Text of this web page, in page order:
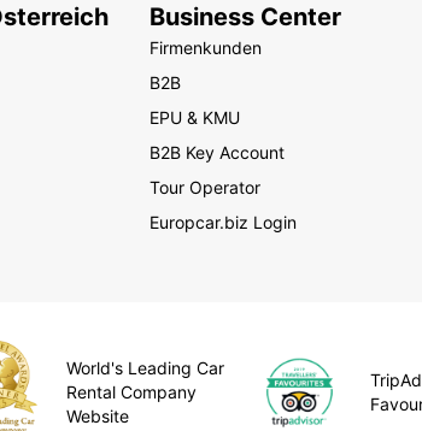
Business Center
Firmenkunden
B2B
EPU & KMU
B2B Key Account
Tour Operator
Europcar.biz Login
World's Leading Car
Rental Company
Website